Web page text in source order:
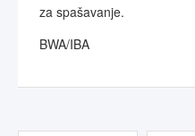
za spašavanje.
BWA/IBA